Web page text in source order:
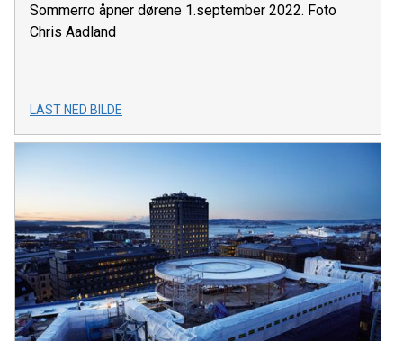
Sommerro åpner dørene 1.september 2022. Foto
Chris Aadland
LAST NED BILDE